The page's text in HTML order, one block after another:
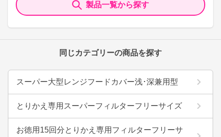
製品一覧から探す
同じカテゴリーの商品を探す
スーパー大型レンジフードカバー浅･深兼用型
とりかえ専用スーパーフィルターフリーサイズ
お徳用15回分とりかえ専用フィルターフリーサ